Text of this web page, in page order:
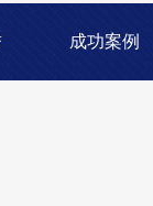
成功案例